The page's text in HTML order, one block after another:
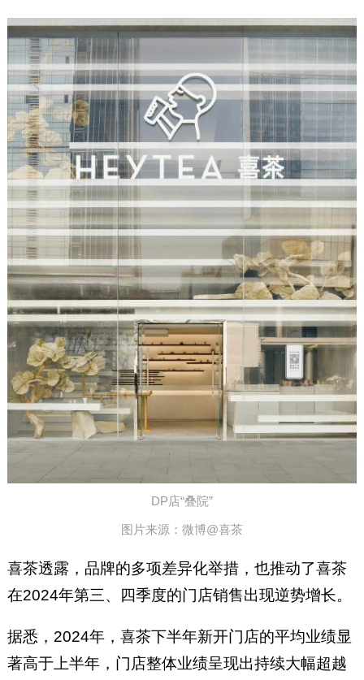
DP店“叠院”
图片来源：微博@喜茶
喜茶透露，品牌的多项差异化举措，也推动了喜茶
在2024年第三、四季度的门店销售出现逆势增长。
据悉，2024年，喜茶下半年新开门店的平均业绩显
著高于上半年，门店整体业绩呈现出持续大幅超越